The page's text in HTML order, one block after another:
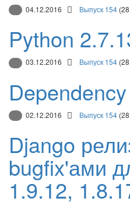
04.12.2016 Выпуск 154
Python
03.12.2016 Выпуск 154
02.12.2016 Выпуск 154
Django
bugfix'ами
1.9.12,